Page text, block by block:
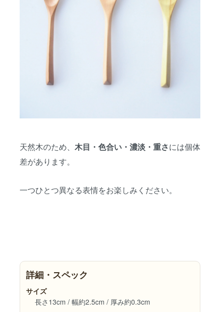
天然木のため、 木目・色合い・濃淡・重さには個体
差があります。
一つひとつ異なる表情をお楽しみください。
詳細・スペック
サイズ
長さ13cm / 幅約2.5cm / 厚み約0.3cm